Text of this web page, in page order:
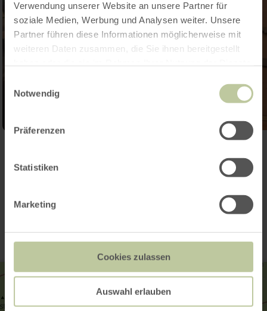
Verwendung unserer Website an unsere Partner für
soziale Medien, Werbung und Analysen weiter. Unsere
Partner führen diese Informationen möglicherweise mit
weiteren Daten zusammen, die Sie ihnen bereitgestellt
Notwendig
Präferenzen
Statistiken
Marketing
Cookies zulassen
Auswahl erlauben
Kontakt